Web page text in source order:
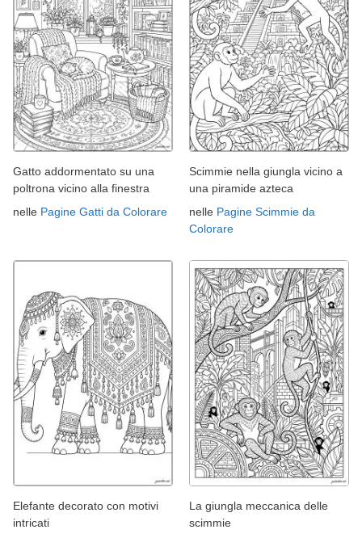
Gatto addormentato su una
poltrona vicino alla finestra
nelle Pagine Gatti da Colorare
Scimmie nella giungla vicino a
una piramide azteca
nelle Pagine Scimmie da
Colorare
Elefante decorato con motivi
intricati
La giungla meccanica delle
scimmie